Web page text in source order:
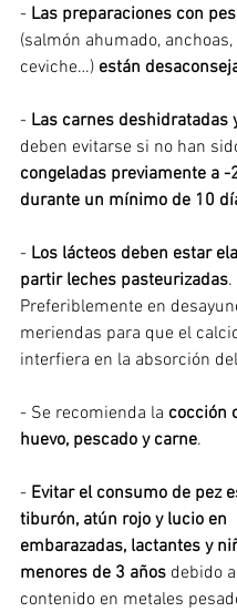
- Las preparaciones con
(salmón ahumado,
ceviche…) están
- Las carnes deshidratadas
deben evitarse si no han
congeladas previamente a -
durante un mínimo de 10
- Los lácteos deben estar
partir leches pasteurizadas.
Preferiblemente en
meriendas para que el
interfiera en la absorción
- Se recomienda la cocción
huevo, pescado y carne.
- Evitar el consumo de pez
tiburón, atún rojo y lucio en
embarazadas, lactantes y
menores de 3 años debido
contenido en metales